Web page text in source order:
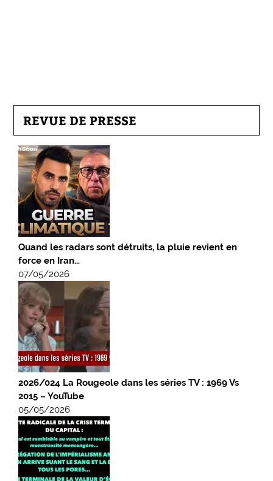
REVUE DE PRESSE
Quand les radars sont détruits, la pluie revient en
force en Iran…
07/05/2026
2026/024 La Rougeole dans les séries TV : 1969 Vs
2015 – YouTube
05/05/2026